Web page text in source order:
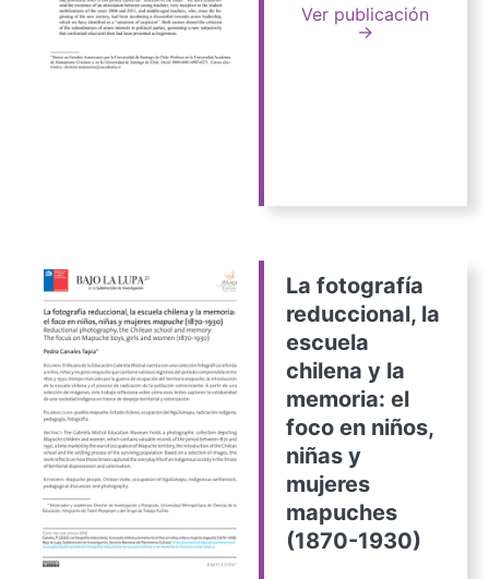
Ver publicación
→
La fotografía
reduccional, la
escuela
chilena y la
memoria: el
foco en niños,
niñas y
mujeres
mapuches
(1870-1930)